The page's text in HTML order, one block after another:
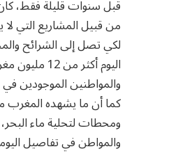
من قبيل المشاريع التي
لكي تصل إلى الشرائح
اليوم
والمواطنين الموجودين
كما أن ما يشهده
ومحطات لتحلية ماء
والمواطن في تفاصيل